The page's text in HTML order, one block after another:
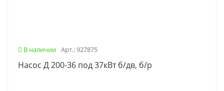
В наличии Арт.: 927875
Насос Д 200-36 под 37кВт б/дв, б/р